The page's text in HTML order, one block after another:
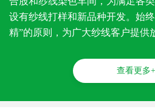
设有纱线打样和新品种开发。始
精”的原则，为广大纱线客户提供
查看更多+